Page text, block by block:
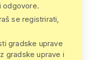
odgovore.
se registrirati,
gradske uprave
gradske uprave i